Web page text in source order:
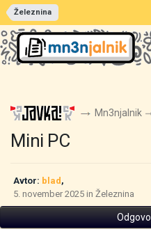
Železnina
Mn3njalnik
Mini PC
Avtor: blad ,
5. november 2025 in Železnina